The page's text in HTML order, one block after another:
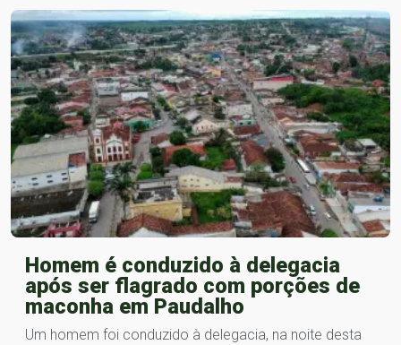
Homem é conduzido à delegacia
após ser flagrado com porções de
maconha em Paudalho
Um homem foi conduzido à delegacia, na noite desta